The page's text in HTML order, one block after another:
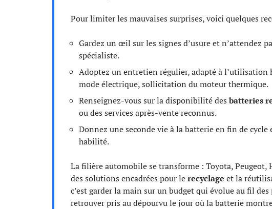
Pour limiter les mauvaises surprises, voici quelques
Gardez un œil sur les signes d’usure et n’attendez
spécialiste.
Adoptez un entretien régulier, adapté à l’utilisation
mode électrique, sollicitation du moteur thermique.
Renseignez-vous sur la disponibilité desbatteries
ou des services après-vente reconnus.
Donnez une seconde vie à la batterie en fin de
habilité.
La filière automobile se transforme : Toyota, Peugeot,
des solutions encadrées pour lerecyclage et la
c’est garder la main sur un budget qui évolue au fil
retrouver pris au dépourvu le jour où la batterie